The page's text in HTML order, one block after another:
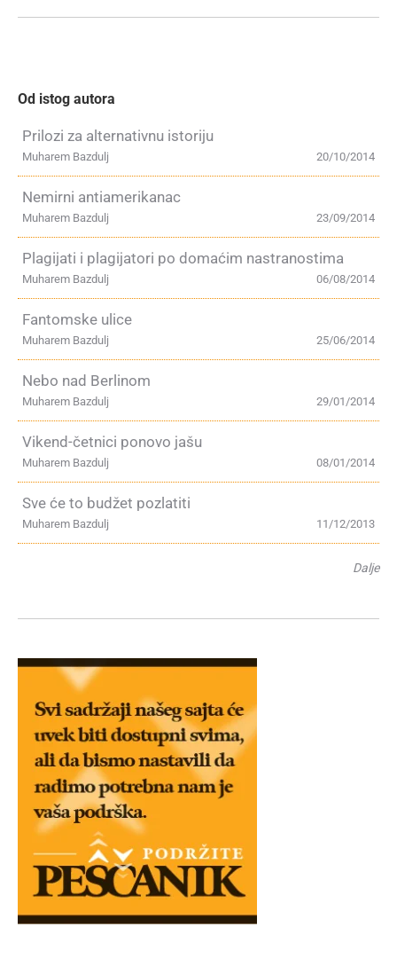
Od istog autora
Prilozi za alternativnu istoriju
20/10/2014
Muharem Bazdulj
Nemirni antiamerikanac
23/09/2014
Muharem Bazdulj
Plagijati i plagijatori po domaćim nastranostima
06/08/2014
Muharem Bazdulj
Fantomske ulice
25/06/2014
Muharem Bazdulj
Nebo nad Berlinom
29/01/2014
Muharem Bazdulj
Vikend-četnici ponovo jašu
08/01/2014
Muharem Bazdulj
Sve će to budžet pozlatiti
11/12/2013
Muharem Bazdulj
Dalje